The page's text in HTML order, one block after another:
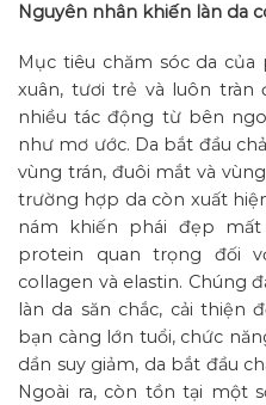
Nguyên nhân khiến làn da
Mục tiêu chăm sóc da
xuân, tươi trẻ và luôn tràn
nhiều tác động từ bên
như mơ ước. Da bắt đầu
vùng trán, đuôi mắt và
trường hợp da còn xuất
nám khiến phái đẹp
protein quan trọng đối
collagen và elastin. Chúng
làn da săn chắc, cải thiện
bạn càng lớn tuổi, chức
dần suy giảm, da bắt đầu
Ngoài ra, còn tồn tại một